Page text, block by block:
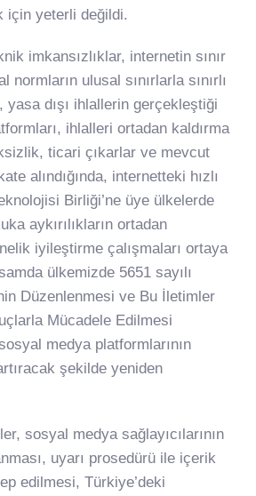
için yeterli değildi.
imkansızlıklar, internetin sınır
normların ulusal sınırlarla sınırlı
yasa dışı ihlallerin gerçekleştiği
ihlalleri ortadan kaldırma
ticari çıkarlar ve mevcut
alındığında, internetteki hızlı
Birliği’ne üye ülkelerde
aykırılıkların ortadan
iyileştirme çalışmaları ortaya
ülkemizde 5651 sayılı
Düzenlenmesi ve Bu İletimler
Mücadele Edilmesi
medya platformlarının
şekilde yeniden
sosyal medya sağlayıcılarının
uyarı prosedürü ile içerik
edilmesi, Türkiye’deki